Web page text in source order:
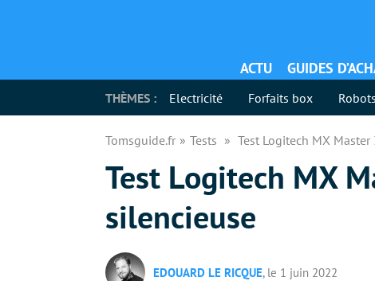
ACTU GUIDES
THÈMES : Electricité Forfaits box Robots
Tomsguide.fr Tests Test Logitech MX
Test Logitech MX
silencieuse
EDOUARD LE RICQUE, le 1 juin 2022